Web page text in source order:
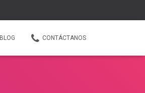
BLOG CONTÁCTANOS